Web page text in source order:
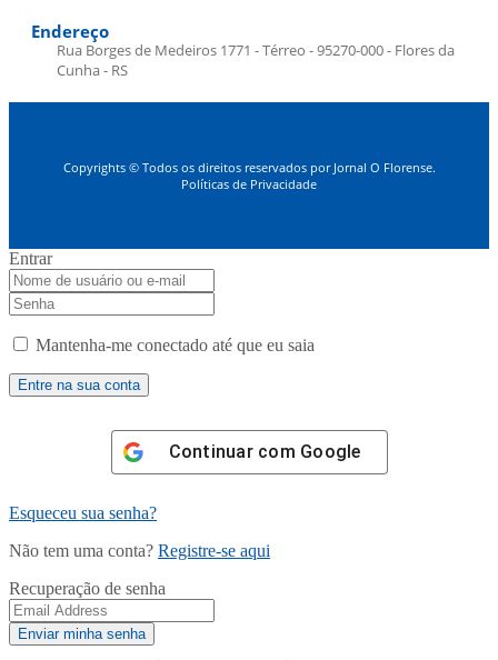
Endereço
Rua Borges de Medeiros 1771 - Térreo - 95270-000 - Flores da
Cunha - RS
Copyrights © Todos os direitos reservados por Jornal O Florense.
Políticas de Privacidade
Entrar
Mantenha-me conectado até que eu saia
Continuar com Google
Esqueceu sua senha?
Não tem uma conta? Registre-se aqui
Recuperação de senha